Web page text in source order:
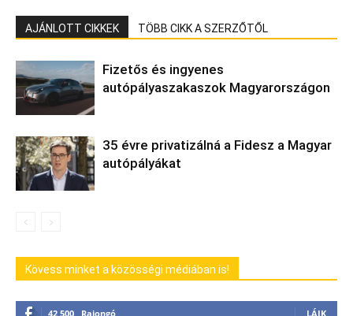
AJÁNLOTT CIKKEK TÖBB CIKK A SZERZŐTŐL
Fizetős és ingyenes
autópályaszakaszok Magyarországon
35 évre privatizálná a Fidesz a Magyar
autópályákat
Kövess minket a közösségi médiában is!
42,500 Rajongó LÁJK